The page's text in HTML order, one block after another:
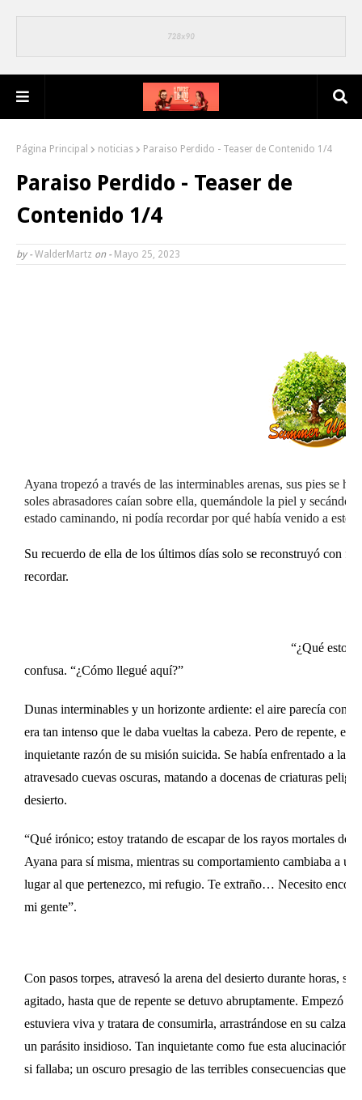
Página Principal noticias Paraiso Perdido - Teaser de Contenido 1/4
Paraiso Perdido - Teaser de
Contenido 1/4
by - WalderMartz on - Mayo 25, 2023
Ayana tropezó a través de las interminables arenas, sus pies se
soles abrasadores caían sobre ella, quemándole la piel y
estado caminando, ni podía recordar por qué había venido a este
Su recuerdo de ella de los últimos días solo se reconstruyó con
recordar.
“¿Qué estoy
confusa. “¿Cómo llegué aquí?”
Dunas interminables y un horizonte ardiente: el aire parecía
era tan intenso que le daba vueltas la cabeza. Pero de repente, el
inquietante razón de su misión suicida. Se había enfrentado a la
atravesado cuevas oscuras, matando a docenas de criaturas
desierto.
“Qué irónico; estoy tratando de escapar de los rayos mortales de
Ayana para sí misma, mientras su comportamiento cambiaba a
lugar al que pertenezco, mi refugio. Te extraño… Necesito
mi gente”.
Con pasos torpes, atravesó la arena del desierto durante horas,
agitado, hasta que de repente se detuvo abruptamente. Empezó a
estuviera viva y tratara de consumirla, arrastrándose en su
un parásito insidioso. Tan inquietante como fue esta alucinación,
si fallaba; un oscuro presagio de las terribles consecuencias que